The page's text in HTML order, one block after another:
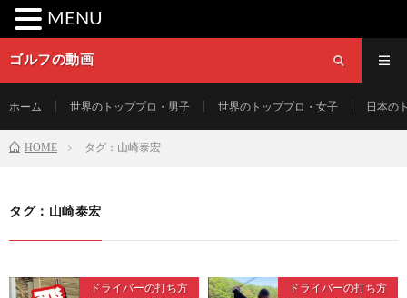
ゴルフの動画
ホーム 世界のトッププロ・男子 世界のトッププロ・女子 日本の
HOME タグ：山崎泰宏
タグ：山崎泰宏
ドライバーの打ち方 ドライバーの打ち方
MENU